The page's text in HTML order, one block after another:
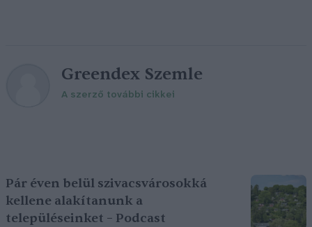
Greendex Szemle
A szerző további cikkei
Pár éven belül szivacsvárosokká
kellene alakítanunk a
településeinket – Podcast